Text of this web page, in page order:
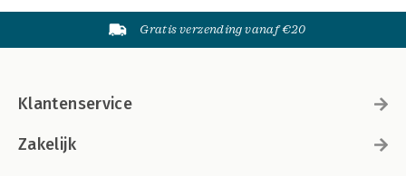
Gratis verzending vanaf €20
Klantenservice
Zakelijk